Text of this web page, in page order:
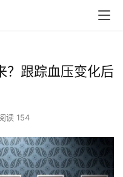
？跟踪血压变化后
读 154